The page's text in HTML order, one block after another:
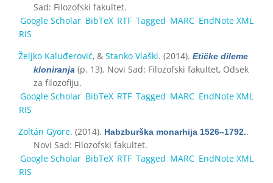
Sad: Filozofski fakultet.
Google Scholar BibTeX RTF Tagged MARC EndNote XML
RIS
Željko Kaluđerović, & Stanko Vlaški. (2014). Etičke dileme
kloniranja (p. 13). Novi Sad: Filozofski fakultet, Odsek
za filozofiju.
Google Scholar BibTeX RTF Tagged MARC EndNote XML
RIS
Zoltán Györe. (2014). Habzburška monarhija 1526–1792..
Novi Sad: Filozofski fakultet.
Google Scholar BibTeX RTF Tagged MARC EndNote XML
RIS